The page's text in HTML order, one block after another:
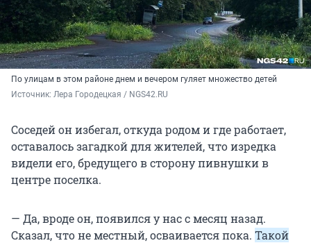
По улицам в этом районе днем и вечером гуляет множество детей
Источник: Лера Городецкая / NGS42.RU
Соседей он избегал, откуда родом и где работает,
оставалось загадкой для жителей, что изредка
видели его, бредущего в сторону пивнушки в
центре поселка.
— Да, вроде он, появился у нас с месяц назад.
Сказал, что не местный, осваивается пока. Такой